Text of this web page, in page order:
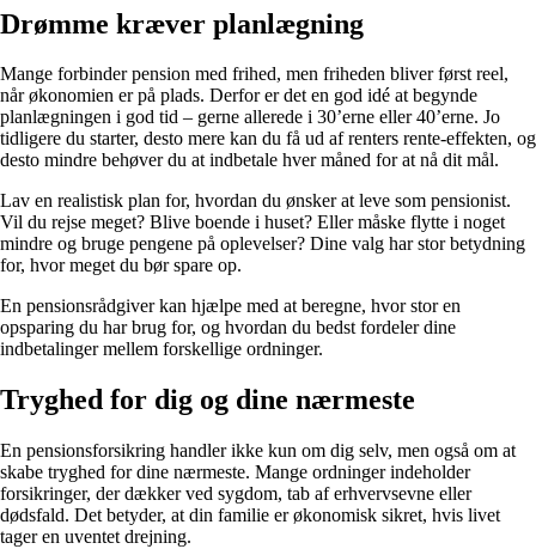
Drømme kræver planlægning
Mange forbinder pension med frihed, men friheden bliver først reel,
når økonomien er på plads. Derfor er det en god idé at begynde
planlægningen i god tid – gerne allerede i 30’erne eller 40’erne. Jo
tidligere du starter, desto mere kan du få ud af renters rente-effekten, og
desto mindre behøver du at indbetale hver måned for at nå dit mål.
Lav en realistisk plan for, hvordan du ønsker at leve som pensionist.
Vil du rejse meget? Blive boende i huset? Eller måske flytte i noget
mindre og bruge pengene på oplevelser? Dine valg har stor betydning
for, hvor meget du bør spare op.
En pensionsrådgiver kan hjælpe med at beregne, hvor stor en
opsparing du har brug for, og hvordan du bedst fordeler dine
indbetalinger mellem forskellige ordninger.
Tryghed for dig og dine nærmeste
En pensionsforsikring handler ikke kun om dig selv, men også om at
skabe tryghed for dine nærmeste. Mange ordninger indeholder
forsikringer, der dækker ved sygdom, tab af erhvervsevne eller
dødsfald. Det betyder, at din familie er økonomisk sikret, hvis livet
tager en uventet drejning.